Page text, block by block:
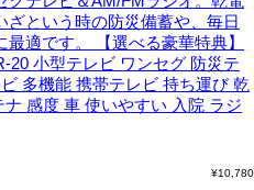
という時の防災備蓄や、毎日
適です。
【選べる豪華特典】
20 小型テレビ ワンセグ 防災テ
多機能 携帯テレビ 持ち運び 乾
感度 車 使いやすい 入院 ラジ
¥10,780